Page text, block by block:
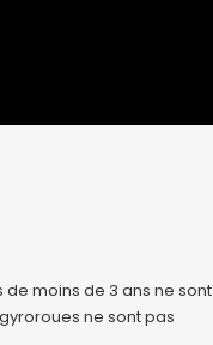
de moins de 3 ans ne sont
ne sont pas